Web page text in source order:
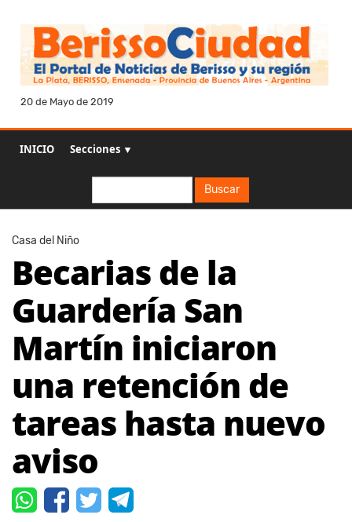
20 de Mayo de 2019
INICIO Secciones ▼
Buscar
Casa del Niño
Becarias de la
Guardería San
Martín iniciaron
una retención de
tareas hasta nuevo
aviso